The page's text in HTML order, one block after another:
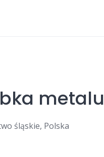
metalu
śląskie, Polska